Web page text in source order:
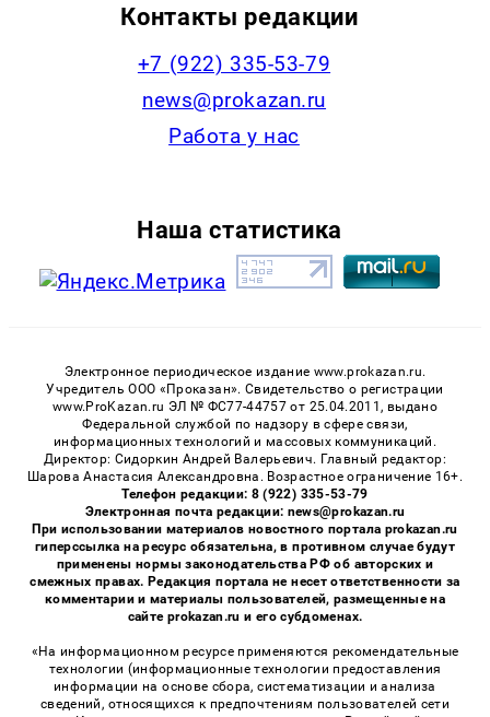
Контакты редакции
+7 (922) 335-53-79
news@prokazan.ru
Работа у нас
Наша статистика
Электронное периодическое издание www.prokazan.ru.
Учредитель ООО «Проказан». Cвидетельство о регистрации
www.ProKazan.ru ЭЛ № ФС77-44757 от 25.04.2011, выдано
Федеральной службой по надзору в сфере связи,
информационных технологий и массовых коммуникаций.
Директор: Сидоркин Андрей Валерьевич. Главный редактор:
Шарова Анастасия Александровна. Возрастное ограничение 16+.
Телефон редакции: 8 (922) 335-53-79
Электронная почта редакции: news@prokazan.ru
При использовании материалов новостного портала prokazan.ru
гиперссылка на ресурс обязательна, в противном случае будут
применены нормы законодательства РФ об авторских и
смежных правах. Редакция портала не несет ответственности за
комментарии и материалы пользователей, размещенные на
сайте prokazan.ru и его субдоменах.
«На информационном ресурсе применяются рекомендательные
технологии (информационные технологии предоставления
информации на основе сбора, систематизации и анализа
сведений, относящихся к предпочтениям пользователей сети